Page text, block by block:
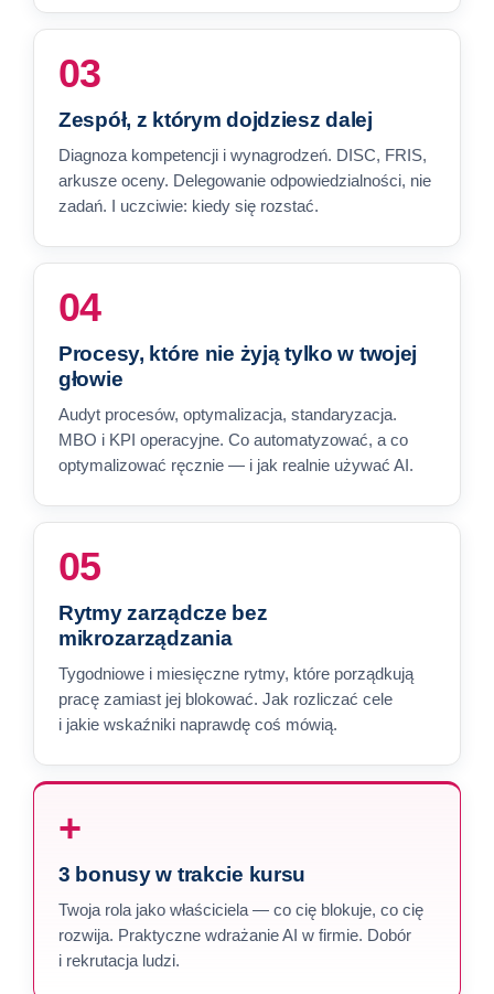
03
Zespół, z którym dojdziesz dalej
Diagnoza kompetencji i wynagrodzeń. DISC, FRIS,
arkusze oceny. Delegowanie odpowiedzialności, nie
zadań. I uczciwie: kiedy się rozstać.
04
Procesy, które nie żyją tylko w twojej
głowie
Audyt procesów, optymalizacja, standaryzacja.
MBO i KPI operacyjne. Co automatyzować, a co
optymalizować ręcznie — i jak realnie używać AI.
05
Rytmy zarządcze bez
mikrozarządzania
Tygodniowe i miesięczne rytmy, które porządkują
pracę zamiast jej blokować. Jak rozliczać cele
i jakie wskaźniki naprawdę coś mówią.
+
3 bonusy w trakcie kursu
Twoja rola jako właściciela — co cię blokuje, co cię
rozwija. Praktyczne wdrażanie AI w firmie. Dobór
i rekrutacja ludzi.